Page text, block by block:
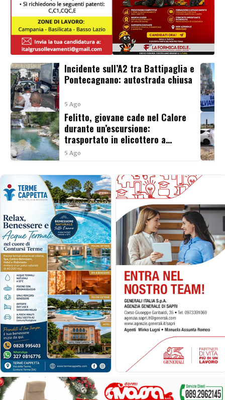
Incidente sull’A2 tra Battipaglia e
Pontecagnano: autostrada chiusa
5 Ago
Felitto, giovane cade nel Calore
durante un’escursione:
trasportato in elicottero a
Salerno
5 Ago